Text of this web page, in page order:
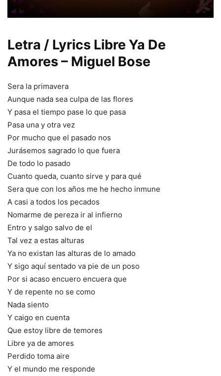
Letra / Lyrics Libre Ya De
Amores – Miguel Bose
Sera la primavera
Aunque nada sea culpa de las flores
Y pasa el tiempo pase lo que pasa
Pasa una y otra vez
Por mucho que el pasado nos
Jurásemos sagrado lo que fuera
De todo lo pasado
Cuanto queda, cuanto sirve y para qué
Sera que con los años me he hecho inmune
A casi a todos los pecados
Nomarme de pereza ir al infierno
Entro y salgo salvo de el
Tal vez a estas alturas
Ya no existan las alturas de lo amado
Y sigo aquí sentado va pie de un poso
Por si acaso encuero encuera que
Y de repente no se como
Nada siento
Y caigo en cuenta
Que estoy libre de temores
Libre ya de amores
Perdido toma aire
Y el mundo me responde